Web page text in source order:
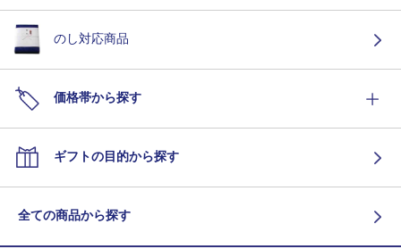
のし対応商品
価格帯から探す
ギフトの目的から探す
全ての商品から探す